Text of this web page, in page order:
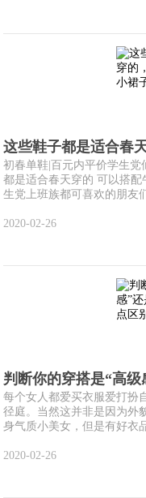
这些鞋子都是适合春
初春单鞋|百元内平价学生
都是适合春天穿的 可以搭
生党上班族都可喜欢的朋友
2020-02-26
判断你的穿搭是“高
每个女人都爱买衣服爱打扮
径庭。当然这并非是因为外
身气质小美女，但是有好衣
2020-02-26